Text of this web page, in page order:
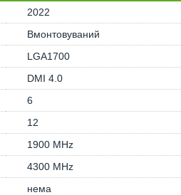
2022
Вмонтовуваний
LGA1700
DMI 4.0
6
12
1900 MHz
4300 MHz
нема